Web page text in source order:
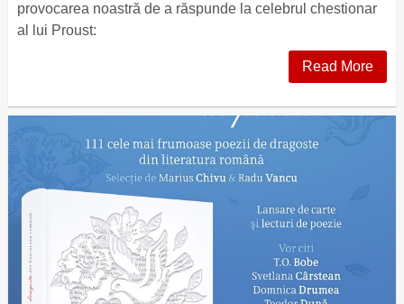
provocarea noastră de a răspunde la celebrul chestionar
al lui Proust:
Read More